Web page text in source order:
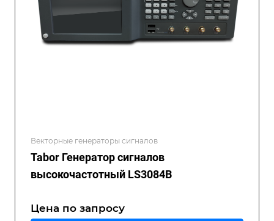
Векторные генераторы сигналов
Tabor Генератор сигналов
высокочастотный LS3084B
Цена по запросу